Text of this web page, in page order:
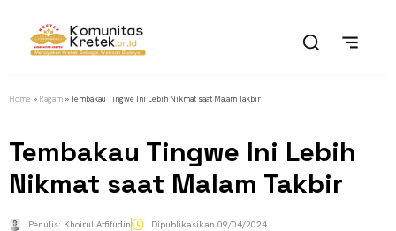
Home » Ragam »Tembakau Tingwe Ini Lebih Nikmat saat Malam Takbir
Tembakau Tingwe Ini Lebih
Nikmat saat Malam Takbir
Penulis: Khoirul Atfifudin Dipublikasikan 09/04/2024